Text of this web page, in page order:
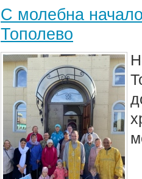
С молебна
Тополево